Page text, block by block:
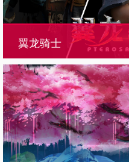
翼龙骑士